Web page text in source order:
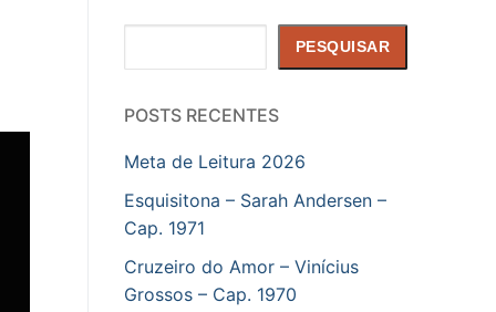
PESQUISAR
POSTS RECENTES
Meta de Leitura 2026
Esquisitona – Sarah Andersen –
Cap. 1971
Cruzeiro do Amor – Vinícius
Grossos – Cap. 1970